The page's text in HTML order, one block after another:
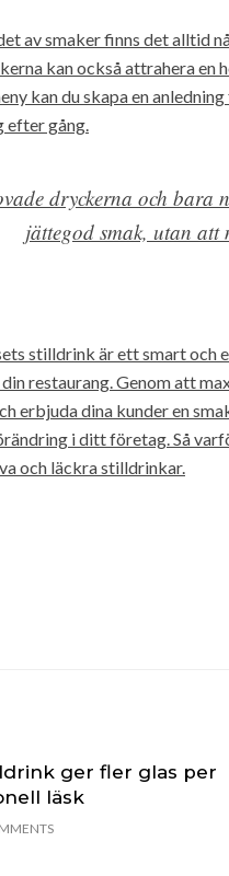
av smaker finns det alltid
kan också attrahera
kan du skapa en
efter gång.
dryckerna och bara
jättegod smak, utan att
stilldrink är ett smart och
restaurang. Genom att
erbjuda dina kunder en
i ditt företag. Så
och läckra stilldrinkar.
ger fler glas per
läsk